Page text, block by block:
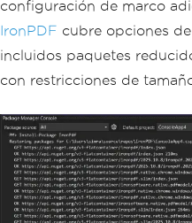
configuración de marco
IronPDF cubre opciones
incluidos paquetes
con restricciones de